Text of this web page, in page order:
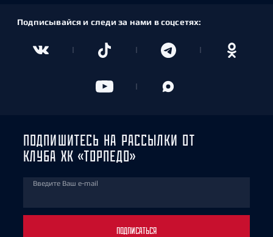
Подписывайся и следи за нами в соцсетях:
ПОДПИШИТЕСЬ НА РАССЫЛКИ ОТ
КЛУБА ХК «ТОРПЕДО»
Введите Ваш e-mail
ПОДПИСАТЬСЯ